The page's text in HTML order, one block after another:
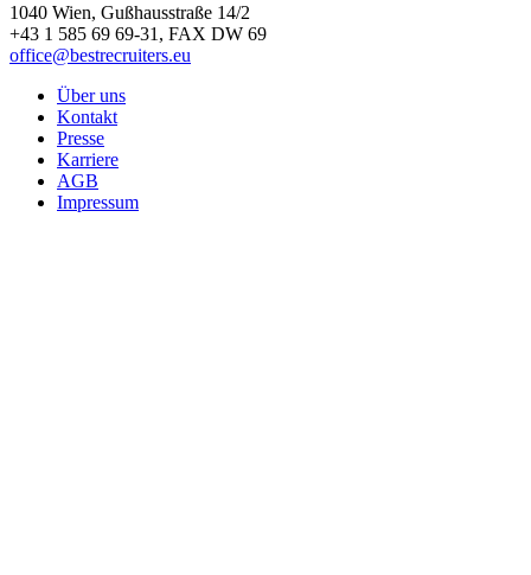
1040 Wien, Gußhausstraße 14/2
+43 1 585 69 69-31, FAX DW 69
office@bestrecruiters.eu
Über uns
Kontakt
Presse
Karriere
AGB
Impressum